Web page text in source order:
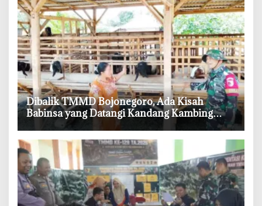
‎Dibalik TMMD Bojonegoro, Ada Kisah
Babinsa yang Datangi Kandang Kambing
Demi Dengar Keluh Warga